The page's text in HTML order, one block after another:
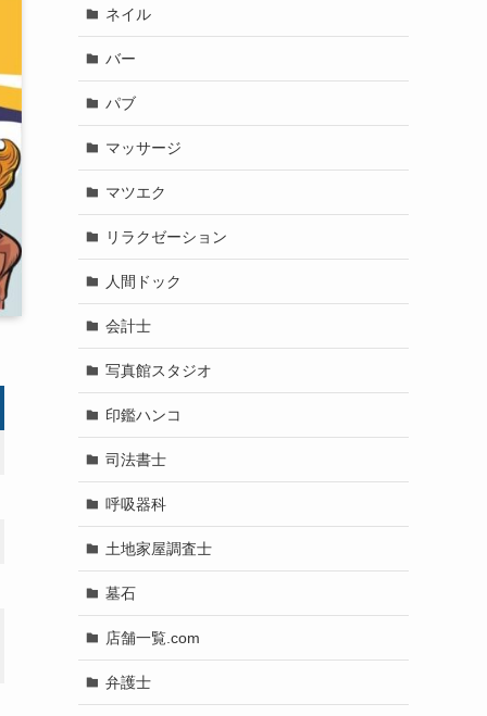
ネイル
バー
パブ
マッサージ
マツエク
リラクゼーション
人間ドック
会計士
写真館スタジオ
印鑑ハンコ
司法書士
呼吸器科
土地家屋調査士
墓石
店舗一覧.com
弁護士